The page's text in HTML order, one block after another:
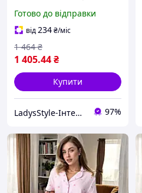
Готово до відправки
від234₴/міс
1 405.44₴
1 464 ₴
Купити
LadysStyle-Інтернет магазин жіночого одягу 97%